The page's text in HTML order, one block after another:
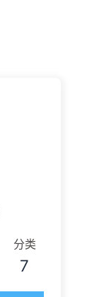
分类
7